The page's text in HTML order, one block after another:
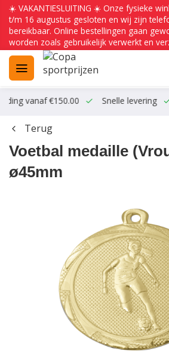
☀️ VAKANTIESLUITING ☀️ Onze fysieke
t/m 16 augustus gesloten en wij zijn
bereikbaar. Online bestellingen gaan
worden zoals gebruikelijk verwerkt en
vanaf €150.00 Snelle levering
Terug
Voetbal medaille
ø45mm